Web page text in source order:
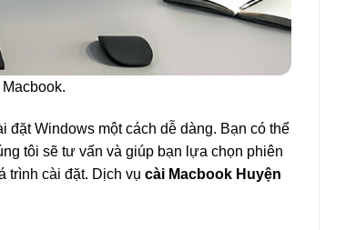
đặt Windows một cách dễ dàng. Bạn có thể
tôi sẽ tư vấn và giúp bạn lựa chọn phiên
trình cài đặt. Dịch vụ cài Macbook Huyện